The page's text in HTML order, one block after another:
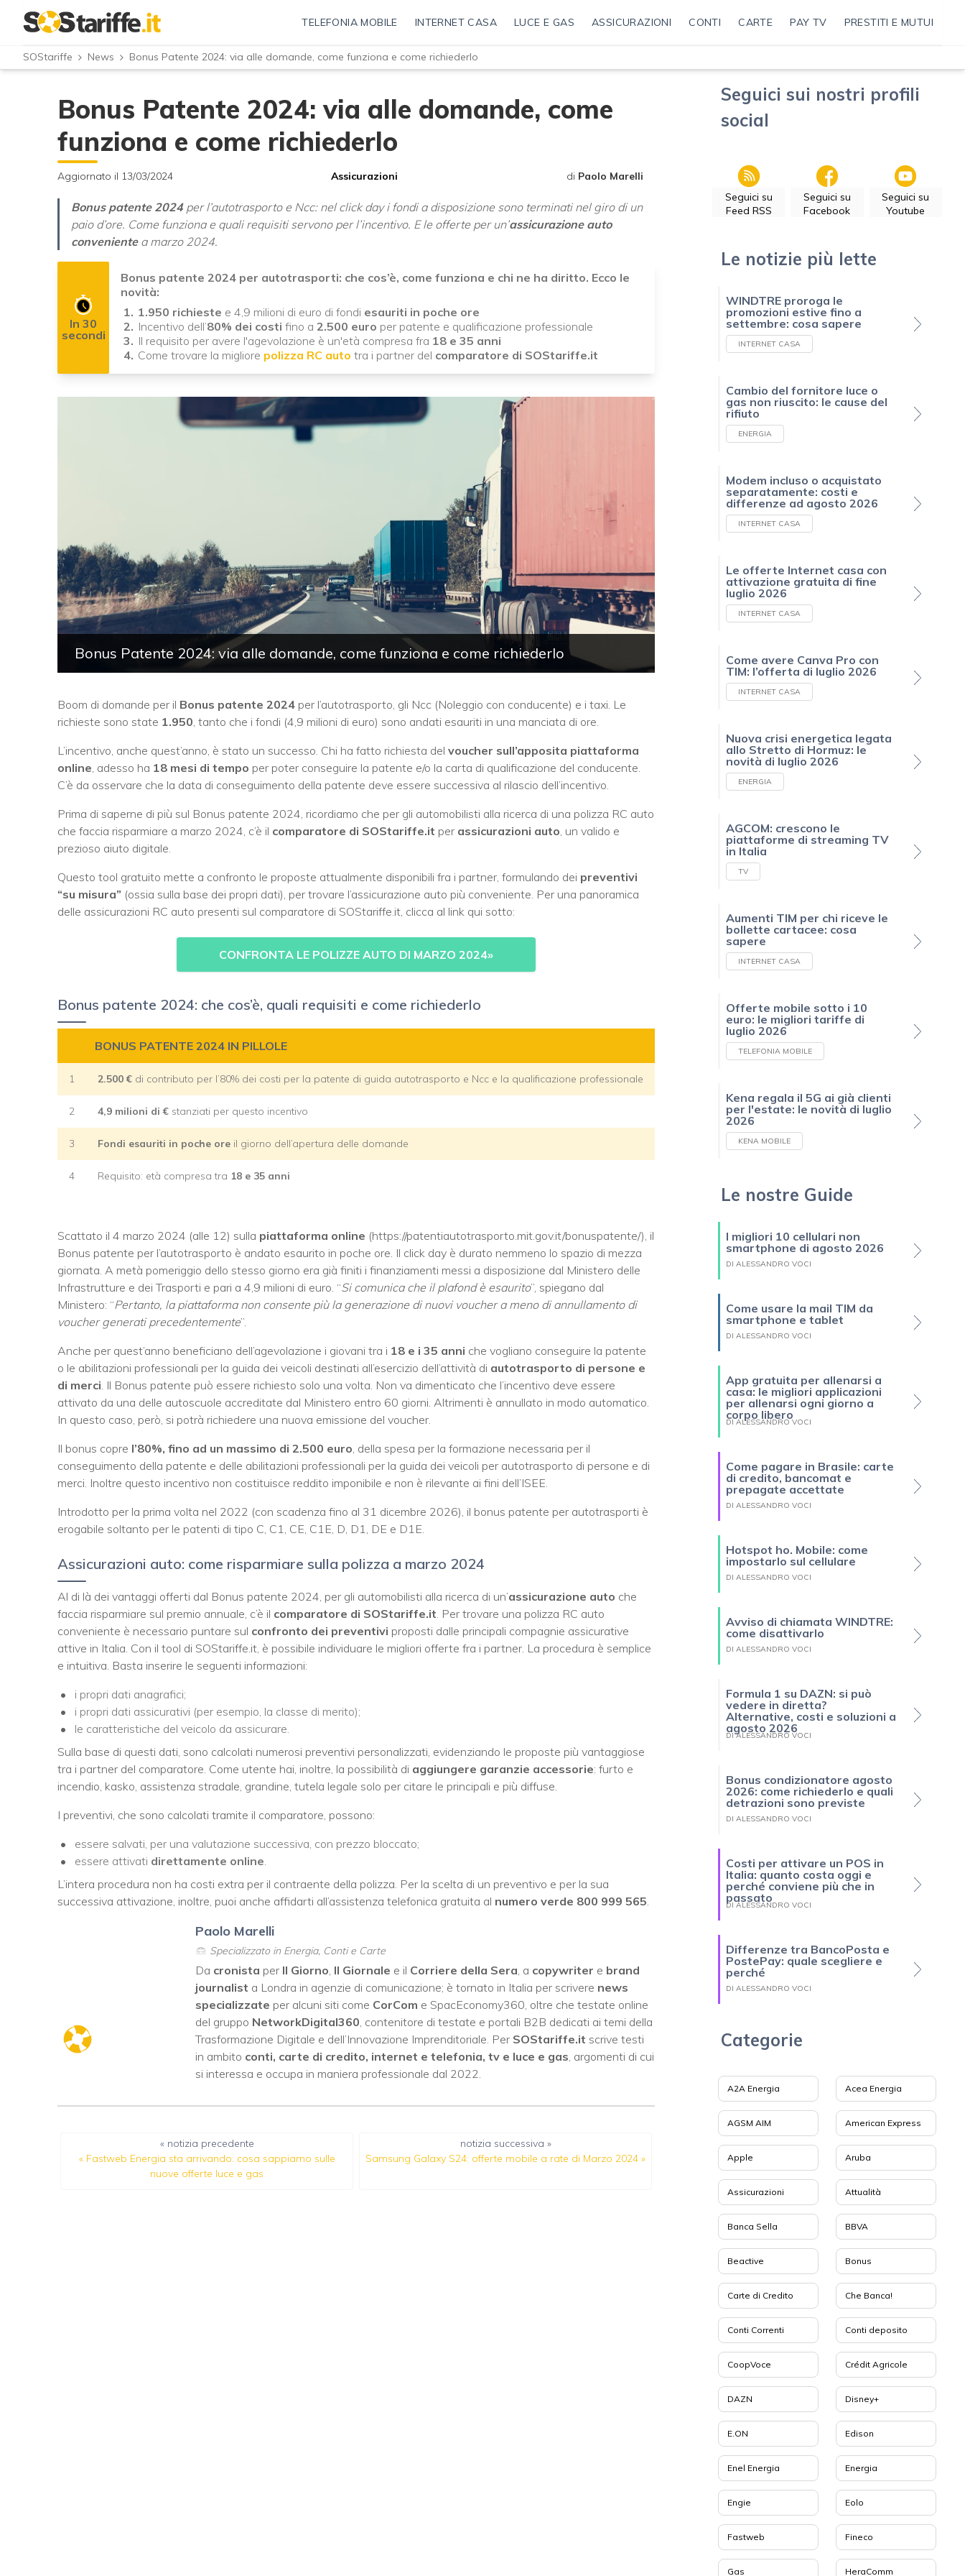
TELEFONIA MOBILE INTERNET CASA LUCE E GAS ASSICURAZIONI CONTI CARTE PAY TV PRESTITI E MUTUI
SOStariffe News Bonus Patente 2024: via alle domande, come funziona e come richiederlo
Bonus Patente 2024: via alle domande, come
funziona e come richiederlo
Aggiornato il 13/03/2024 Assicurazioni di Paolo Marelli
Bonus patente 2024per l’autotrasporto e Ncc: nel click day i fondi a disposizione sono terminati nel giro di un
paio d’ore. Come funziona e quali requisiti servono per l’incentivo. E le offerte per un’assicurazione auto
convenientea marzo 2024.
In 30
secondi
Bonus patente 2024 per autotrasporti: che cos’è, come funziona e chi ne ha diritto. Ecco le
novità:
1.950 richieste e 4,9 milioni di euro di fondi esauriti in poche ore
Incentivo dell’80% dei costi fino a 2.500 euro per patente e qualificazione professionale
Il requisito per avere l'agevolazione è un'età compresa fra 18 e 35 anni
Come trovare la migliore polizza RC auto tra i partner del comparatore di SOStariffe.it
Bonus Patente 2024: via alle domande, come funziona e come richiederlo
Boom di domande per il Bonus patente 2024 per l’autotrasporto, gli Ncc (Noleggio con conducente) e i taxi. Le
richieste sono state 1.950, tanto che i fondi (4,9 milioni di euro) sono andati esauriti in una manciata di ore.
L’incentivo, anche quest’anno, è stato un successo. Chi ha fatto richiesta del voucher sull’apposita piattaforma
online, adesso ha 18 mesi di tempo per poter conseguire la patente e/o la carta di qualificazione del conducente.
C’è da osservare che la data di conseguimento della patente deve essere successiva al rilascio dell’incentivo.
Prima di saperne di più sul Bonus patente 2024, ricordiamo che per gli automobilisti alla ricerca di una polizza RC auto
che faccia risparmiare a marzo 2024, c’è il comparatore di SOStariffe.it per assicurazioni auto, un valido e
prezioso aiuto digitale.
Questo tool gratuito mette a confronto le proposte attualmente disponibili fra i partner, formulando dei preventivi
“su misura” (ossia sulla base dei propri dati), per trovare l’assicurazione auto più conveniente. Per una panoramica
delle assicurazioni RC auto presenti sul comparatore di SOStariffe.it, clicca al link qui sotto:
CONFRONTA LE POLIZZE AUTO DI MARZO 2024»
Bonus patente 2024: che cos’è, quali requisiti e come richiederlo
BONUS PATENTE 2024 IN PILLOLE
1 2.500 € di contributo per l’80% dei costi per la patente di guida autotrasporto e Ncc e la qualificazione professionale
2 4,9 milioni di € stanziati per questo incentivo
3 Fondi esauriti in poche ore il giorno dell’apertura delle domande
4 Requisito: età compresa tra 18 e 35 anni
Scattato il 4 marzo 2024 (alle 12) sulla piattaforma online (https://patentiautotrasporto.mit.gov.it/bonuspatente/), il
Bonus patente per l’autotrasporto è andato esaurito in poche ore. Il click day è durato nemmeno lo spazio di mezza
giornata. A metà pomeriggio dello stesso giorno era già finiti i finanziamenti messi a disposizione dal Ministero delle
Infrastrutture e dei Trasporti e pari a 4,9 milioni di euro. “Si comunica che il plafond è esaurito”, spiegano dal
Ministero: “Pertanto, la piattaforma non consente più la generazione di nuovi voucher a meno di annullamento di
voucher generati precedentemente”.
Anche per quest’anno beneficiano dell’agevolazione i giovani tra i 18 e i 35 anni che vogliano conseguire la patente
o le abilitazioni professionali per la guida dei veicoli destinati all’esercizio dell’attività di autotrasporto di persone e
di merci . Il Bonus patente può essere richiesto solo una volta. Non va dimenticato che l’incentivo deve essere
attivato da una delle autoscuole accreditate dal Ministero entro 60 giorni. Altrimenti è annullato in modo automatico.
In questo caso, però, si potrà richiedere una nuova emissione del voucher.
Il bonus copre l’80%, fino ad un massimo di 2.500 euro , della spesa per la formazione necessaria per il
conseguimento della patente e delle abilitazioni professionali per la guida dei veicoli per autotrasporto di persone e di
merci. Inoltre questo incentivo non costituisce reddito imponibile e non è rilevante ai fini dell’ISEE.
Introdotto per la prima volta nel 2022 (con scadenza fino al 31 dicembre 2026), il bonus patente per autotrasporti è
erogabile soltanto per le patenti di tipo C, C1, CE, C1E, D, D1, DE e D1E.
Assicurazioni auto: come risparmiare sulla polizza a marzo 2024
Al di là dei vantaggi offerti dal Bonus patente 2024, per gli automobilisti alla ricerca di un’assicurazione auto che
faccia risparmiare sul premio annuale, c’è il comparatore di SOStariffe.it . Per trovare una polizza RC auto
conveniente è necessario puntare sul confronto dei preventivi proposti dalle principali compagnie assicurative
attive in Italia. Con il tool di SOStariffe.it, è possibile individuare le migliori offerte fra i partner. La procedura è semplice
e intuitiva. Basta inserire le seguenti informazioni:
i propri dati anagrafici;
i propri dati assicurativi (per esempio, la classe di merito);
le caratteristiche del veicolo da assicurare.
Sulla base di questi dati, sono calcolati numerosi preventivi personalizzati, evidenziando le proposte più vantaggiose
tra i partner del comparatore. Come utente hai, inoltre, la possibilità di aggiungere garanzie accessorie: furto e
incendio, kasko, assistenza stradale, grandine, tutela legale solo per citare le principali e più diffuse.
I preventivi, che sono calcolati tramite il comparatore, possono:
essere salvati, per una valutazione successiva, con prezzo bloccato;
essere attivati direttamente online
L’intera procedura non ha costi extra per il contraente della polizza. Per la scelta di un preventivo e per la sua
successiva attivazione, inoltre, puoi anche affidarti all’assistenza telefonica gratuita al numero verde 800 999 565
Paolo Marelli
Specializzato in Energia, Conti e Carte
Da cronista per Il Giorno Il Giornale e il Corriere della Sera , a copywriter e brand
journalist a Londra in agenzie di comunicazione; è tornato in Italia per scrivere news
specializzate per alcuni siti come CorCom e SpacEconomy360, oltre che testate online
del gruppo NetworkDigital360 , contenitore di testate e portali B2B dedicati ai temi della
Trasformazione Digitale e dell’Innovazione Imprenditoriale. Per SOStariffe.it scrive testi
in ambito conti, carte di credito, internet e telefonia, tv e luce e gas , argomenti di cui
si interessa e occupa in maniera professionale dal 2022.
« notizia precedente
« Fastweb Energia sta arrivando: cosa sappiamo sulle
nuove offerte luce e gas
notizia successiva »
Samsung Galaxy S24: offerte mobile a rate di Marzo 2024 »
Seguici sui nostri profili
social
Seguici su
Feed RSS
Seguici su
Facebook
Seguici su
Youtube
Le notizie più lette
WINDTRE proroga le
promozioni estive fino a
settembre: cosa sapere
INTERNET CASA
Cambio del fornitore luce o
gas non riuscito: le cause del
rifiuto
ENERGIA
Modem incluso o acquistato
separatamente: costi e
differenze ad agosto 2026
INTERNET CASA
Le offerte Internet casa con
attivazione gratuita di fine
luglio 2026
INTERNET CASA
Come avere Canva Pro con
TIM: l’offerta di luglio 2026
INTERNET CASA
Nuova crisi energetica legata
allo Stretto di Hormuz: le
novità di luglio 2026
ENERGIA
AGCOM: crescono le
piattaforme di streaming TV
in Italia
TV
Aumenti TIM per chi riceve le
bollette cartacee: cosa
sapere
INTERNET CASA
Offerte mobile sotto i 10
euro: le migliori tariffe di
luglio 2026
TELEFONIA MOBILE
Kena regala il 5G ai già clienti
per l'estate: le novità di luglio
2026
KENA MOBILE
Le nostre Guide
I migliori 10 cellulari non
smartphone di agosto 2026
DI ALESSANDRO VOCI
Come usare la mail TIM da
smartphone e tablet
DI ALESSANDRO VOCI
App gratuita per allenarsi a
casa: le migliori applicazioni
per allenarsi ogni giorno a
corpo libero
DI ALESSANDRO VOCI
Come pagare in Brasile: carte
di credito, bancomat e
prepagate accettate
DI ALESSANDRO VOCI
Hotspot ho. Mobile: come
impostarlo sul cellulare
DI ALESSANDRO VOCI
Avviso di chiamata WINDTRE:
come disattivarlo
DI ALESSANDRO VOCI
Formula 1 su DAZN: si può
vedere in diretta?
Alternative, costi e soluzioni a
agosto 2026
DI ALESSANDRO VOCI
Bonus condizionatore agosto
2026: come richiederlo e quali
detrazioni sono previste
DI ALESSANDRO VOCI
Costi per attivare un POS in
Italia: quanto costa oggi e
perché conviene più che in
passato
DI ALESSANDRO VOCI
Differenze tra BancoPosta e
PostePay: quale scegliere e
perché
DI ALESSANDRO VOCI
Categorie
A2A Energia Acea Energia
AGSM AIM American Express
Apple Aruba
Assicurazioni Attualità
Banca Sella BBVA
Beactive Bonus
Carte di Credito Che Banca!
Conti Correnti Conti deposito
CoopVoce Crédit Agricole
DAZN Disney+
E.ON Edison
Enel Energia Energia
Engie Eolo
Fastweb Fineco
Gas HeraComm